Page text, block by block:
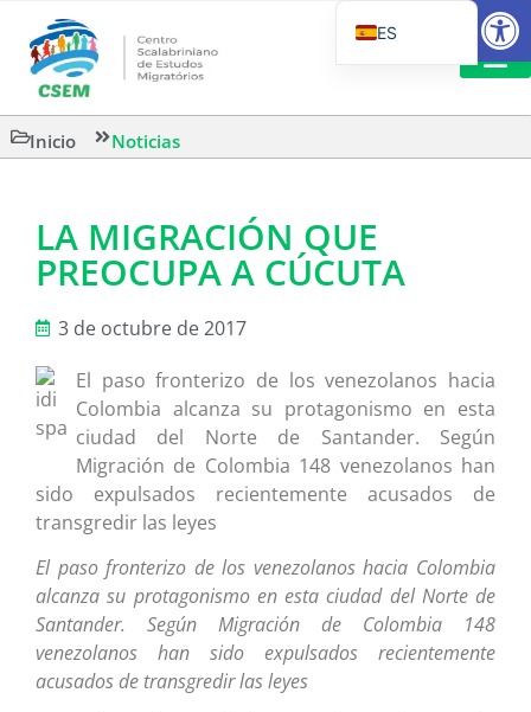
Inicio Noticias
LA MIGRACIÓN QUE
PREOCUPA A CÚCUTA
3 de octubre de 2017
El paso fronterizo de los venezolanos hacia
Colombia alcanza su protagonismo en esta
ciudad del Norte de Santander. Según
Migración de Colombia 148 venezolanos han
sido expulsados recientemente acusados de
transgredir las leyes
El paso fronterizo de los venezolanos hacia Colombia
alcanza su protagonismo en esta ciudad del Norte de
Santander. Según Migración de Colombia 148
venezolanos han sido expulsados recientemente
acusados de transgredir las leyes
ES
EN